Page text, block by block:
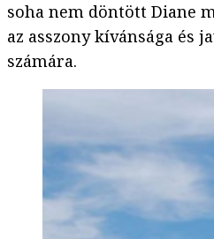
soha nem döntött Diane
az asszony kívánsága és
számára.